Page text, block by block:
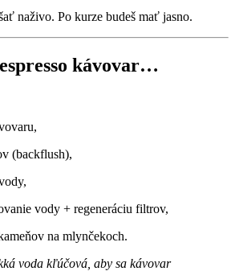
naživo. Po kurze budeš mať jasno.
kávovar…
(backflush),
vody + regeneráciu filtrov,
na mlynčekoch.
voda kľúčová, aby sa kávovar